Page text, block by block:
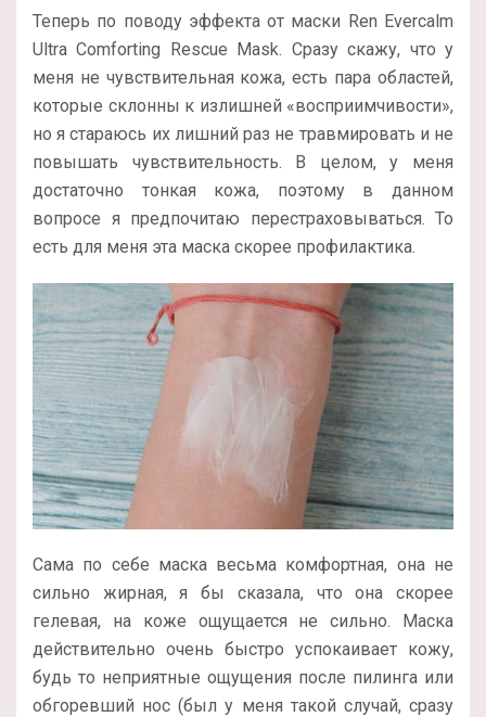
Теперь по поводу эффекта от маски Ren Evercalm
Ultra Comforting Rescue Mask. Сразу скажу, что у
меня не чувствительная кожа, есть пара областей,
которые склонны к излишней «восприимчивости»,
но я стараюсь их лишний раз не травмировать и не
повышать чувствительность. В целом, у меня
достаточно тонкая кожа, поэтому в данном
вопросе я предпочитаю перестраховываться. То
есть для меня эта маска скорее профилактика.
Сама по себе маска весьма комфортная, она не
сильно жирная, я бы сказала, что она скорее
гелевая, на коже ощущается не сильно. Маска
действительно очень быстро успокаивает кожу,
будь то неприятные ощущения после пилинга или
обгоревший нос (был у меня такой случай, сразу